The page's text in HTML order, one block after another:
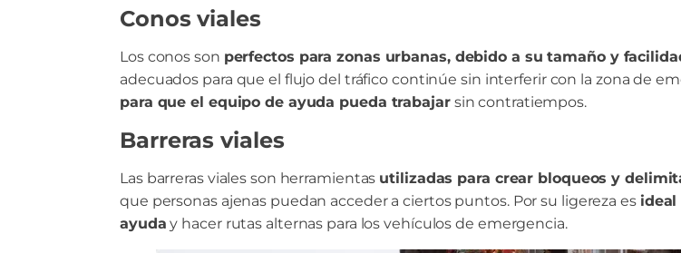
Conos viales
Los conos son perfectos para zonas urbanas, debido a su tamaño y
adecuados para que el flujo del tráfico continúe sin interferir con la zona de
para que el equipo de ayuda pueda trabajarsin contratiempos.
Barreras viales
Las barreras viales son herramientas utilizadas para crear bloqueos y
que personas ajenas puedan acceder a ciertos puntos. Por su ligereza es ideal
ayuda y hacer rutas alternas para los vehículos de emergencia.